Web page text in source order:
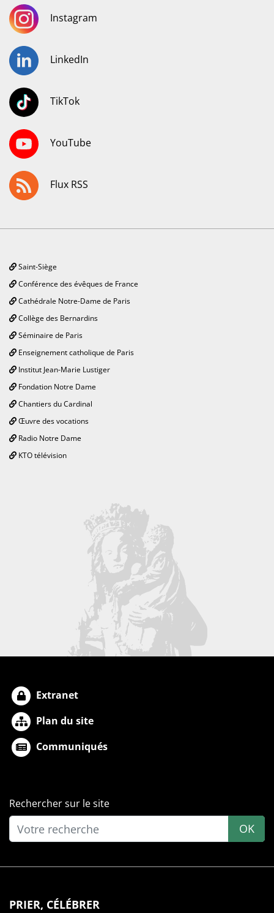
Instagram
LinkedIn
TikTok
YouTube
Flux RSS
Saint-Siège
Conférence des évêques de France
Cathédrale Notre-Dame de Paris
Collège des Bernardins
Séminaire de Paris
Enseignement catholique de Paris
Institut Jean-Marie Lustiger
Fondation Notre Dame
Chantiers du Cardinal
Œuvre des vocations
Radio Notre Dame
KTO télévision
Extranet
Plan du site
Communiqués
Rechercher sur le site
OK
PRIER, CÉLÉBRER